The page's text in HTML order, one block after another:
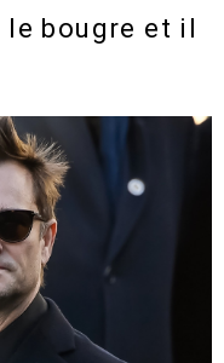
le bougre et il